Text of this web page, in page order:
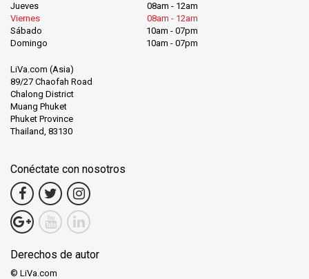
Jueves
08am - 12am
Viernes
08am - 12am
Sábado
10am - 07pm
Domingo
10am - 07pm
LiVa.com (Asia)
89/27 Chaofah Road
Chalong District
Muang Phuket
Phuket Province
Thailand, 83130
Conéctate con nosotros
Derechos de autor
© LiVa.com